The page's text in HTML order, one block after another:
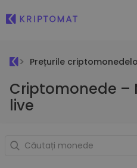
Prețurile
Criptomonede –
live